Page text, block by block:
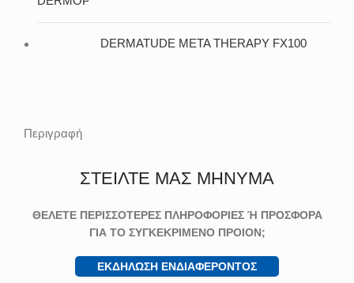
DERMATUDE META THERAPY FX100
Περιγραφή
ΣΤΕΙΛΤΕ ΜΑΣ ΜΗΝΥΜΑ
ΘΕΛΕΤΕ ΠΕΡΙΣΣΟΤΕΡΕΣ ΠΛΗΡΟΦΟΡΙΕΣ Ή ΠΡΟΣΦΟΡΑ
ΓΙΑ ΤΟ ΣΥΓΚΕΚΡΙΜΕΝΟ ΠΡΟΙΟΝ;
ΕΚΔΗΛΩΣΗ ΕΝΔΙΑΦΕΡΟΝΤΟΣ